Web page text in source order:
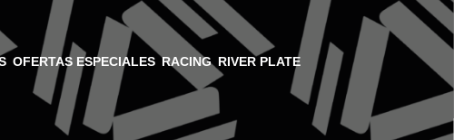
OFERTAS ESPECIALES RACING RIVER PLATE
18 24